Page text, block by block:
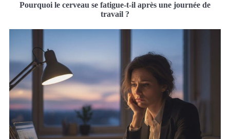
Pourquoi le cerveau se fatigue-t-il après une journée de
travail ?